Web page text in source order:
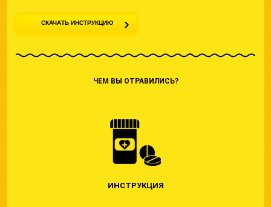
СКАЧАТЬ ИНСТРУКЦИЮ
ИНСТРУКЦИЯ